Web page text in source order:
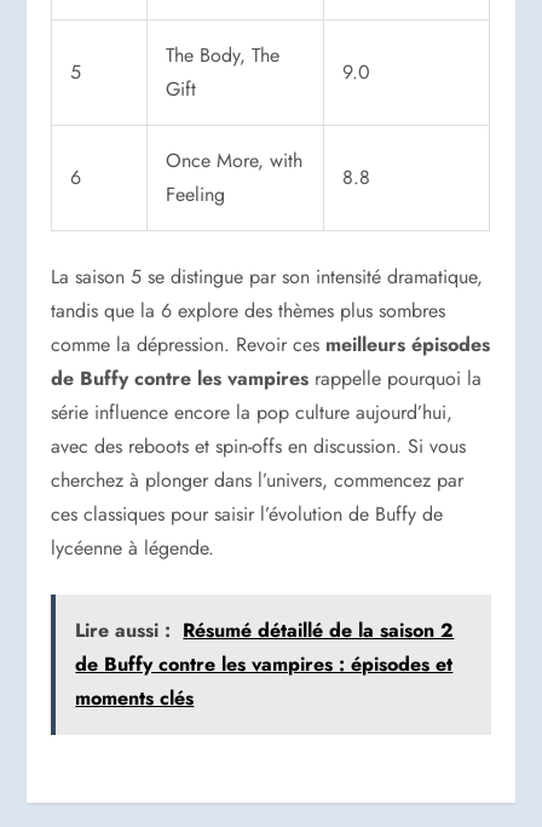
5
The Body, The
Gift
9.0
6
Once More, with
Feeling
8.8
La saison 5 se distingue par son intensité dramatique,
tandis que la 6 explore des thèmes plus sombres
comme la dépression. Revoir ces meilleurs épisodes
de Buffy contre les vampires rappelle pourquoi la
série influence encore la pop culture aujourd’hui,
avec des reboots et spin-offs en discussion. Si vous
cherchez à plonger dans l’univers, commencez par
ces classiques pour saisir l’évolution de Buffy de
lycéenne à légende.
Lire aussi : Résumé détaillé de la saison 2
de Buffy contre les vampires : épisodes et
moments clés